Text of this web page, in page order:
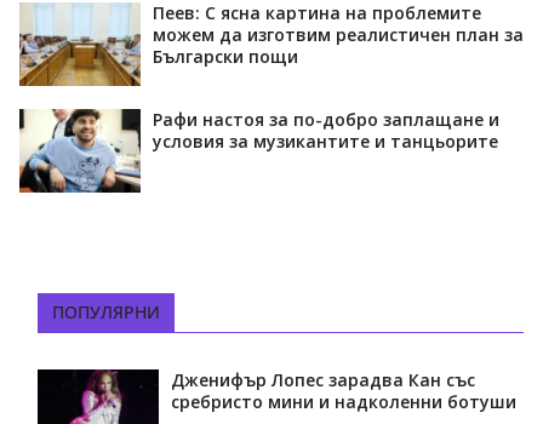
Пеев: С ясна картина на проблемите
можем да изготвим реалистичен план за
Български пощи
Рафи настоя за по-добро заплащане и
условия за музикантите и танцьорите
ПОПУЛЯРНИ
Дженифър Лопес зарадва Кан със
сребристо мини и надколенни ботуши